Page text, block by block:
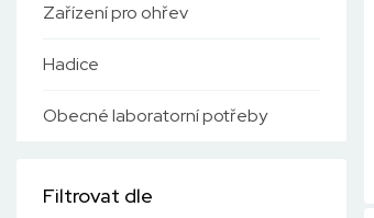
Zařízení pro ohřev
Hadice
Obecné laboratorní potřeby
Filtrovat dle